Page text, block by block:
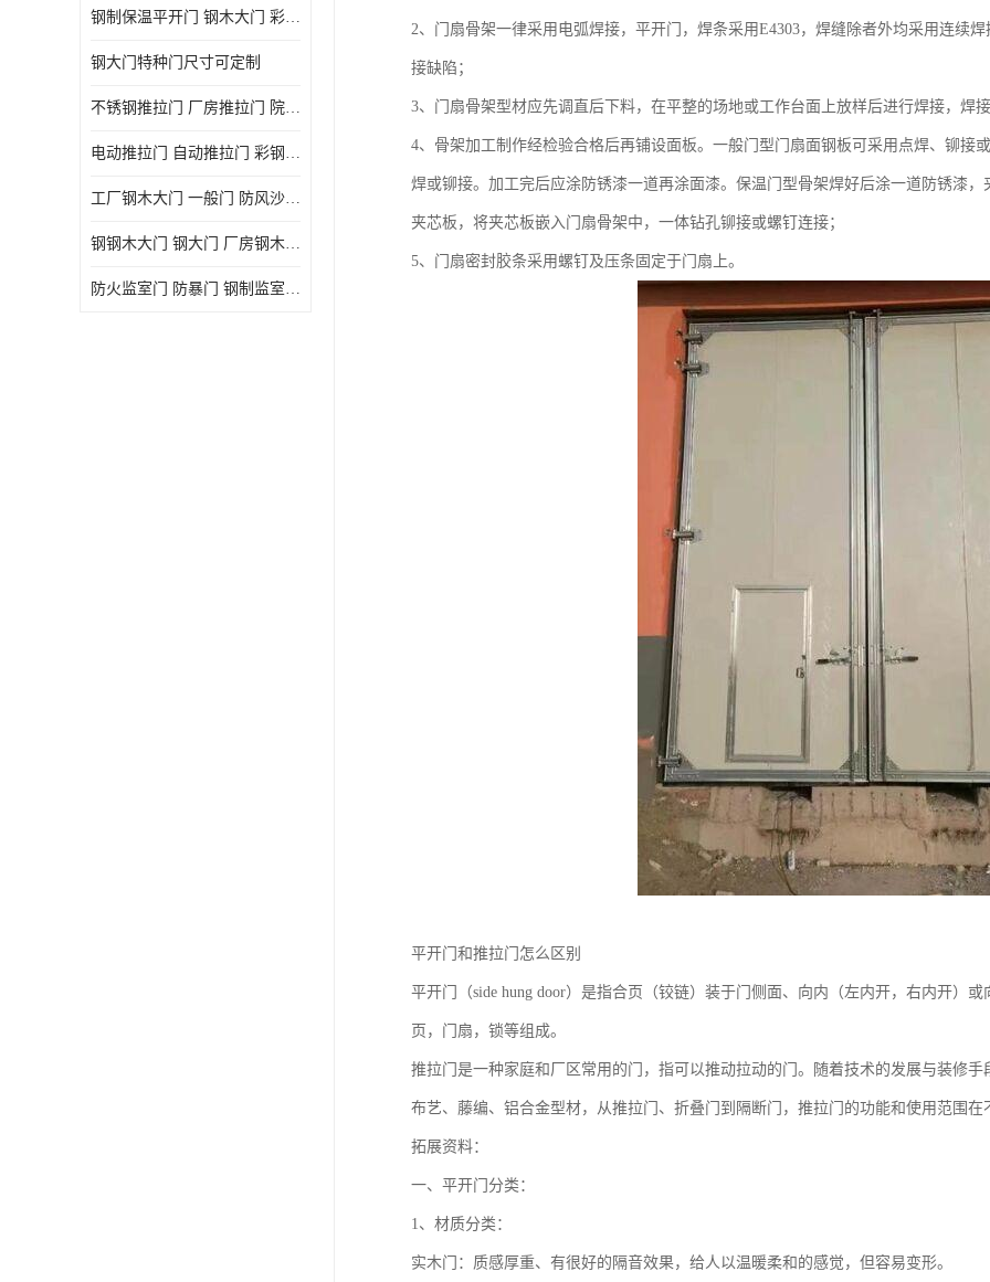
钢制保温平开门 钢木大门 彩钢复合板门
钢大门特种门尺寸可定制
不锈钢推拉门 厂房推拉门 院墙推拉门 工业电动推拉门
电动推拉门 自动推拉门 彩钢板推拉门 夹芯板推拉门
工厂钢木大门 一般门 防风沙 风砂）门 防严寒门
钢钢木大门 钢大门 厂房钢木大门 高铁站钢木大门
防火监室门 防暴门 钢制监室门 报警监舍门
2、门扇骨架一律采用电弧焊接，平开门，焊条采用E4303，焊缝除者外均采用连续
接缺陷；
3、门扇骨架型材应先调直后下料，在平整的场地或工作台面上放样后进行焊接，焊
4、骨架加工制作经检验合格后再铺设面板。一般门型门扇面钢板可采用点焊、铆接
焊或铆接。加工完后应涂防锈漆一道再涂面漆。保温门型骨架焊好后涂一道防锈漆
夹芯板，将夹芯板嵌入门扇骨架中，一体钻孔铆接或螺钉连接；
5、门扇密封胶条采用螺钉及压条固定于门扇上。
平开门和推拉门怎么区别
平开门（side hung door）是指合页（铰链）装于门侧面、向内（左内开，右内开）
页，门扇，锁等组成。
推拉门是一种家庭和厂区常用的门，指可以推动拉动的门。随着技术的发展与装修
布艺、藤编、铝合金型材，从推拉门、折叠门到隔断门，推拉门的功能和使用范围在
拓展资料：
一、平开门分类：
1、材质分类：
实木门：质感厚重、有很好的隔音效果，给人以温暖柔和的感觉，但容易变形。